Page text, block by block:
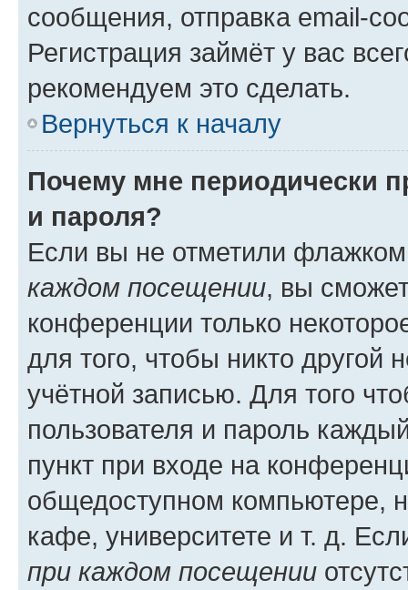
сообщения, отправка email-
Регистрация займёт у вас
рекомендуем это сделать.
Вернуться к началу
Почему мне периодически
и пароля?
Если вы не отметили
каждом посещении, вы
конференции только
для того, чтобы никто другой
учётной записью. Для того
пользователя и пароль
пункт при входе на
общедоступном компьютере,
кафе, университете и т. д.
при каждом посещении